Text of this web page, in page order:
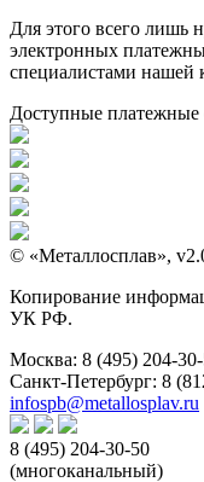
Для этого всего лишь
электронных
специалистами нашей
Доступные платежные
© «Металлосплав»,
Копирование
УК РФ.
Москва: 8 (495) 204-
Санкт-Петербург: 8
infospb@metallosplav.ru
8 (495) 204-30-50
(многоканальный)